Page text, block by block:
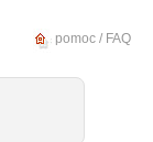
pomoc / FAQ